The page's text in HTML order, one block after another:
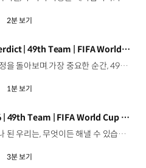
2분 보기
Legends Verdict | 49th Team | FIFA World Cup 2026™
잊지 못할 여정을 돌아보며.가장 중요한 순간, 49번째 팀이 공을 건네며 완벽하게 임무를 해낸 그 순간을 함께 돌아봅니다. 자세히 보기 ▶ #Kia #InspirationConnectsUsAll #49thTeam #OMBC #FIFAWorldCup2026 유튜브 쇼츠 보기 >
1분 보기
Class of ’26 | 49th Team | FIFA World Cup 2026™
영감으로 하나 된 우리는, 무엇이든 해낼 수 있습니다.세계 곳곳에서 모인 2026년의 주인공들이 FIFA 월드컵™ 오피셜 매치볼 캐리어로 꿈의 무대에 섰습니다. 자세히 보기 ▶ #Kia #InspirationConnectsUsAll #49thTeam #OMBC #FIFAWorldCup2026 유튜브 쇼츠 보기 >
3분 보기